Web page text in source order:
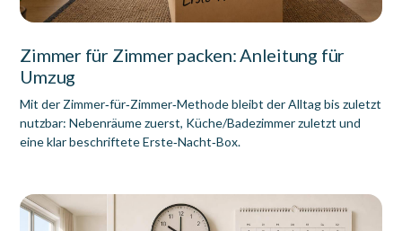
Zimmer für Zimmer packen: Anleitung für
Umzug
Mit der Zimmer‑für‑Zimmer‑Methode bleibt der Alltag bis zuletzt
nutzbar: Nebenräume zuerst, Küche/Badezimmer zuletzt und
eine klar beschriftete Erste‑Nacht‑Box.